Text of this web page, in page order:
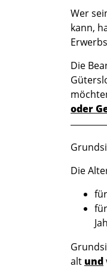
Wer
kann,
Die
oder
Die
alt und